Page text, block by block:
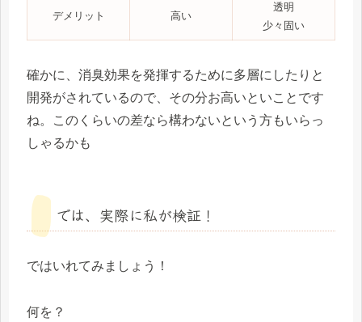
デメリット 高い
透明
少々固い
確かに、消臭効果を発揮するために多層にしたりと
開発がされているので、その分お高いといことです
ね。このくらいの差なら構わないという方もいらっ
しゃるかも
では、実際に私が検証！
ではいれてみましょう！
何を？